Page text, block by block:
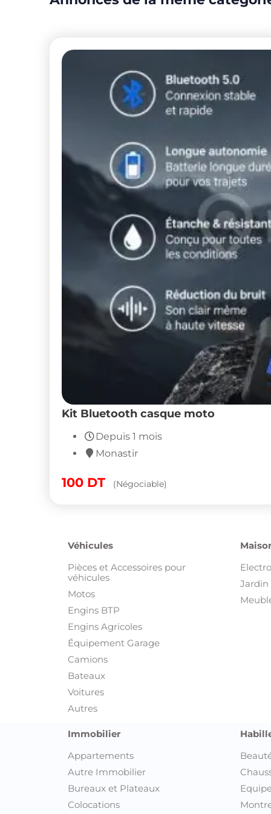
Kit Bluetooth casque moto
Depuis 1 mois
Monastir
100 DT (Négociable)
Véhicules
Pièces et Accessoires pour
véhicules
Motos
Engins BTP
Engins Agricoles
Équipement Garage
Camions
Bateaux
Voitures
Autres
Jardin
Immobilier
Appartements
Autre Immobilier
Bureaux et Plateaux
Colocations